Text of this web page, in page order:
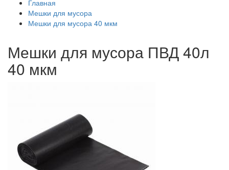
Главная
Мешки для мусора
Мешки для мусора 40 мкм
Мешки для мусора ПВД 40л
40 мкм